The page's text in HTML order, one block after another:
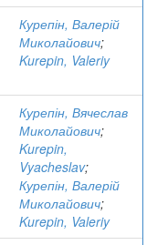
Курепін, Валерій
Миколайович;
Kurepin, Valeriy
Курепін, Вячеслав
Миколайович;
Kurepin,
Vyacheslav;
Курепін, Валерій
Миколайович;
Kurepin, Valeriy